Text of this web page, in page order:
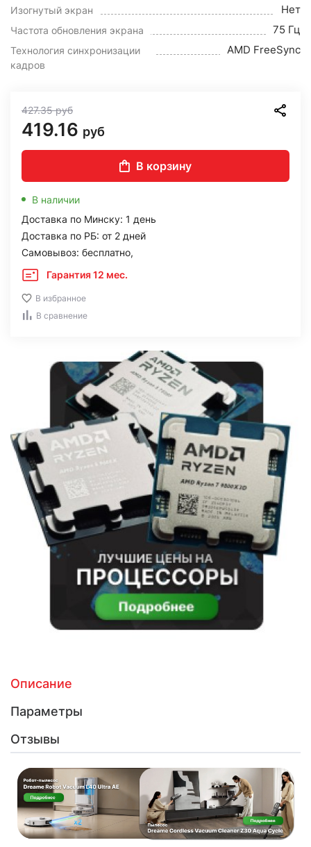
Изогнутый экран Нет
Частота обновления экрана 75 Гц
Технология синхронизации
кадров
AMD FreeSync
427.35руб
419.16 руб
В корзину
В наличии
Доставка по Минску: 1 день
Доставка по РБ: от 2 дней
Самовывоз: бесплатно,
Гарантия 12 мес.
В избранное
В сравнение
Описание
Параметры
Отзывы